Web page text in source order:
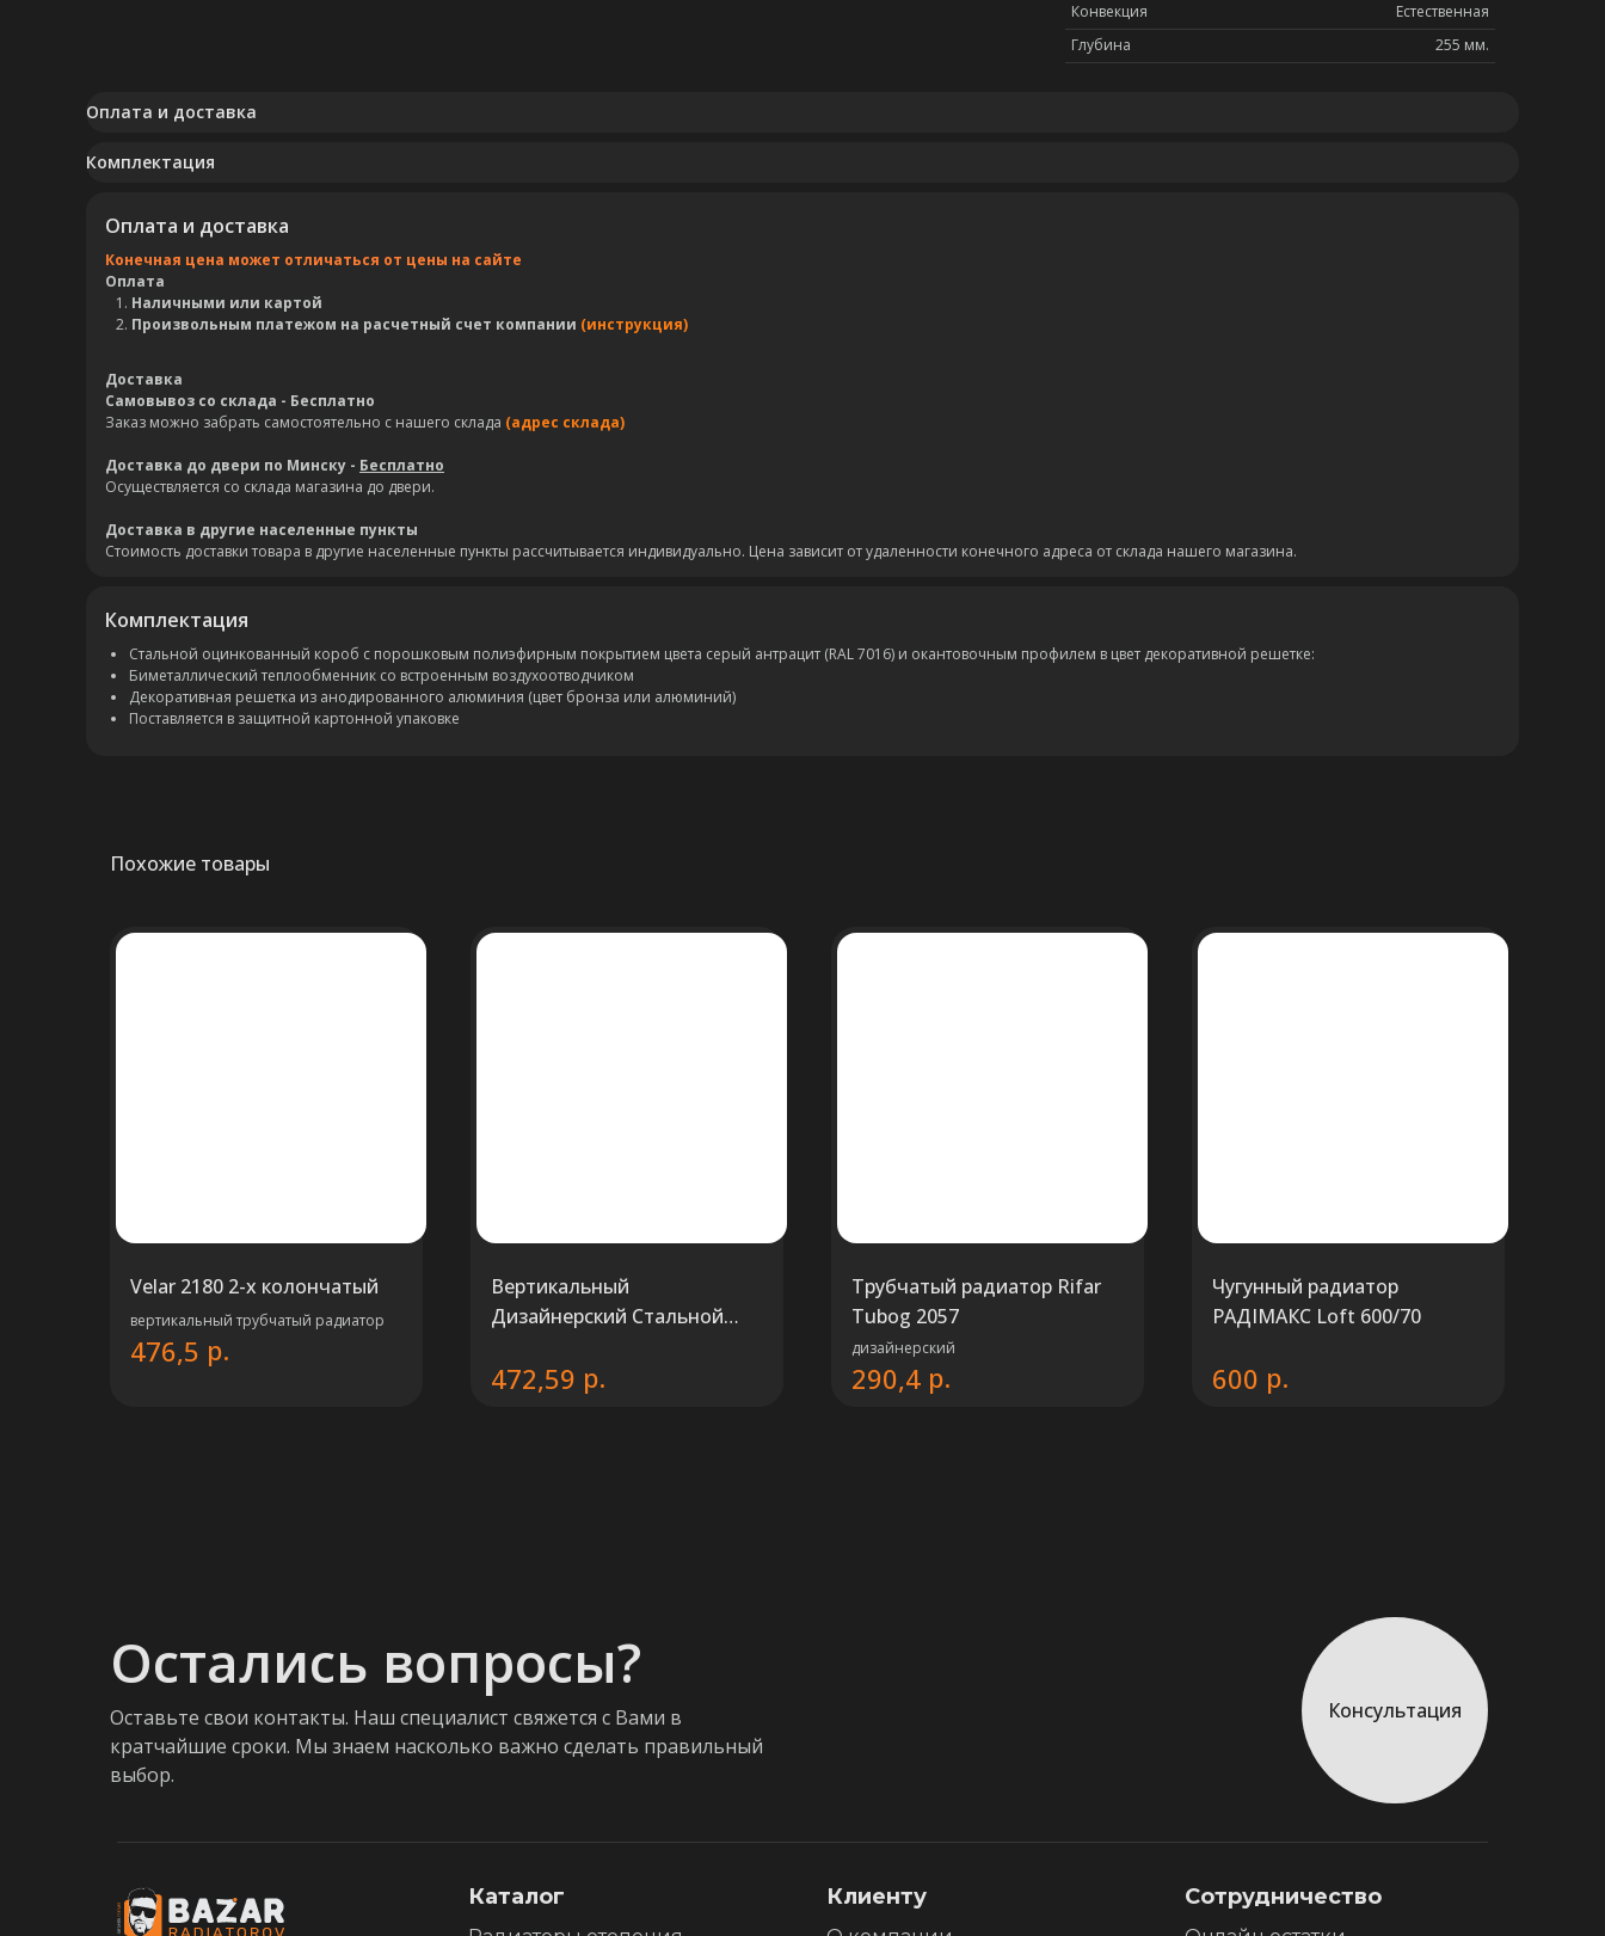
Конвекция
Естественная
Глубина
255 мм.
Оплата и доставка
Комплектация
Оплата и доставка
Конечная цена может отличаться от цены на сайте
Оплата
Наличными или картой
Произвольным платежом на расчетный счет компании (инструкция)
Доставка
Самовывоз со склада - Бесплатно
Заказ можно забрать самостоятельно с нашего склада (адрес склада)
Доставка до двери по Минску - Бесплатно
Осуществляется со склада магазина до двери.
Доставка в другие населенные пункты
Стоимость доставки товара в другие населенные пункты рассчитывается индивидуально. Цена зависит от удаленности конечного адреса от склада нашего магазина.
Комплектация
Стальной оцинкованный короб с порошковым полиэфирным покрытием цвета серый антрацит (RAL 7016) и окантовочным профилем в цвет декоративной решетке:
Биметаллический теплообменник со встроенным воздухоотводчиком
Декоративная решетка из анодированного алюминия (цвет бронза или алюминий)
Поставляется в защитной картонной упаковке
Похожие товары
Velar 2180 2-x колончатый
вертикальный трубчатый радиатор
476,5 р.
Вертикальный
Дизайнерский Стальной
СОЛО В
472,59 р.
Трубчатый радиатор Rifar
Tubog 2057
дизайнерский
290,4 р.
Чугунный радиатор
РАДIМАКС Loft 600/70
600 р.
Остались вопросы?
Оставьте свои контакты. Наш специалист свяжется с Вами в
кратчайшие сроки. Мы знаем насколько важно сделать правильный
выбор.
Консультация
Клиенту Сотрудничество
Каталог